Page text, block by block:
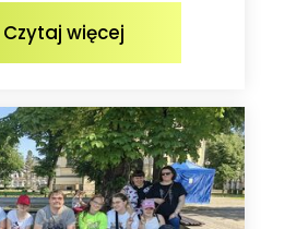
Czytaj więcej